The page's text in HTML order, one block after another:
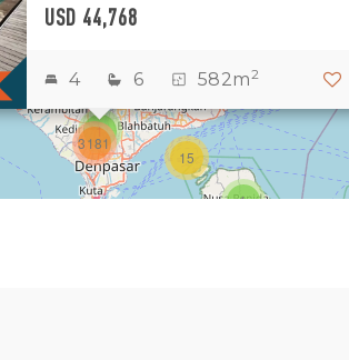
1
1
15
3181
USD 44,768
4 6 582m2